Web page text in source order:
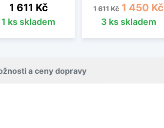
Cena
1 611 Kč
1 ks skladem
Běžná cena
1 611 Kč Cena
1 450 Kč
3 ks skladem
a ceny dopravy